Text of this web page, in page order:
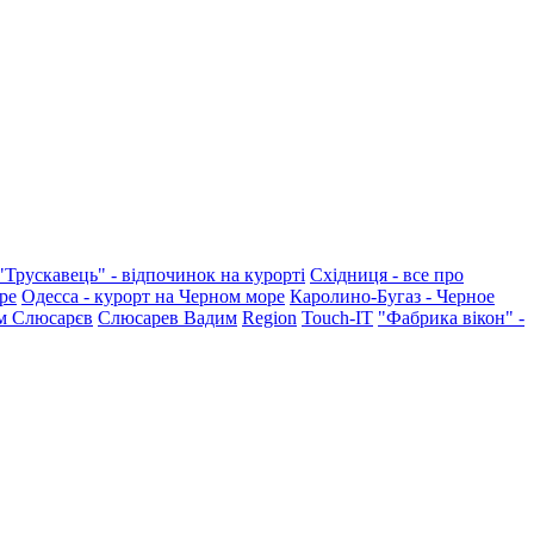
- відпочинок на курорті Східниця - все про
Одесса - курорт на Черном море Каролино-Бугаз - Черное
Слюсарєв Слюсарев Вадим Region Touch-IT "Фабрика вікон" -